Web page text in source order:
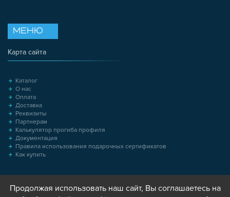
МЕНЮ
Карта сайта
Каталог
О нас
Оплата
Доставка
Реквизиты
Партнерам
Калькулятор прогиба профиля
Документация
Правила использования подарочных сертификатов
Как купить
Продолжая использовать наш сайт, Вы соглашаетесь на